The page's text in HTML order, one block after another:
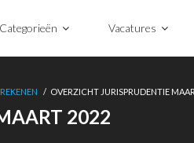
Categorieën Vacatures
/ OVERZICHT JURISPRUDENTIE
2022